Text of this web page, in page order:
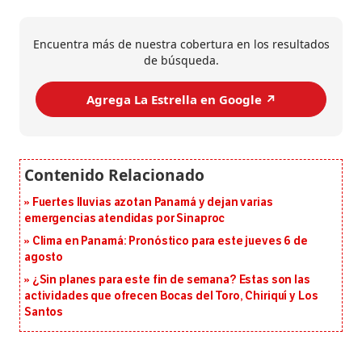
Encuentra más de nuestra cobertura en los resultados
de búsqueda.
Agrega La Estrella en Google ↗️
Fuertes lluvias azotan Panamá y dejan varias
emergencias atendidas por Sinaproc
Clima en Panamá: Pronóstico para este jueves 6 de
agosto
¿Sin planes para este fin de semana? Estas son las
actividades que ofrecen Bocas del Toro, Chiriquí y Los
Santos